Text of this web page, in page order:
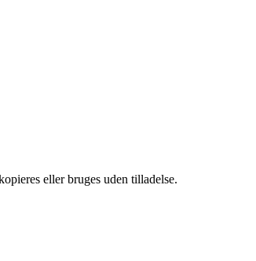
eller bruges uden tilladelse.